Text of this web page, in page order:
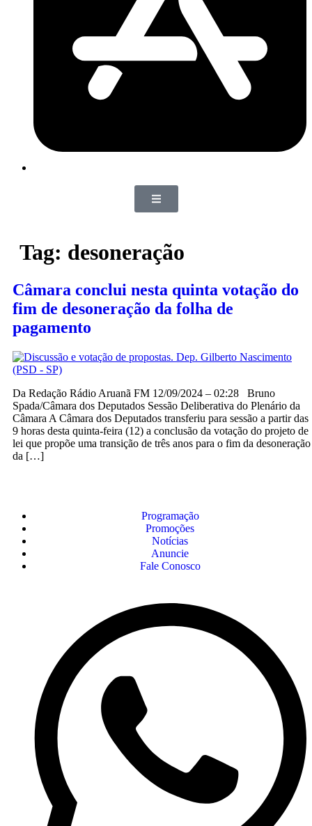
Tag: desoneração
Câmara conclui nesta quinta votação do
fim de desoneração da folha de
pagamento
Da Redação Rádio Aruanã FM 12/09/2024 – 02:28 Bruno
Spada/Câmara dos Deputados Sessão Deliberativa do Plenário da
Câmara A Câmara dos Deputados transferiu para sessão a partir das
9 horas desta quinta-feira (12) a conclusão da votação do projeto de
lei que propõe uma transição de três anos para o fim da desoneração
da […]
Programação
Promoções
Notícias
Anuncie
Fale Conosco